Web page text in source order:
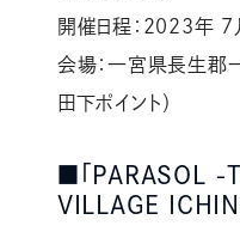
開催日程：2023年 7月
会場：一宮県長生郡
田下ポイント）
■「PARASOL
VILLAGE